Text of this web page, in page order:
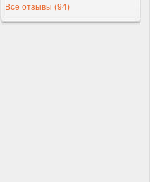
Все отзывы (94)